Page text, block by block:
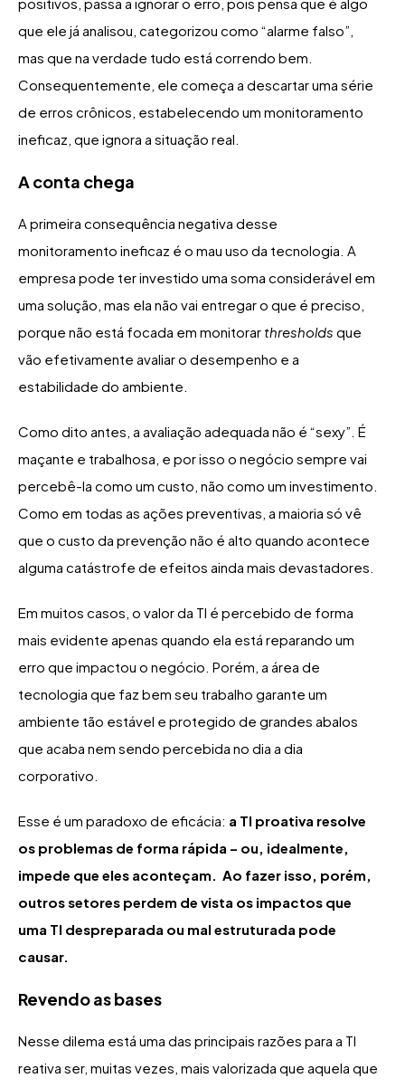
que ele já analisou, categorizou como “alarme falso”,
mas que na verdade tudo está correndo bem.
Consequentemente, ele começa a descartar uma série
de erros crônicos, estabelecendo um monitoramento
ineficaz, que ignora a situação real.
A conta chega
A primeira consequência negativa desse
monitoramento ineficaz é o mau uso da tecnologia. A
empresa pode ter investido uma soma considerável em
uma solução, mas ela não vai entregar o que é preciso,
porque não está focada em monitorar thresholds que
vão efetivamente avaliar o desempenho e a
estabilidade do ambiente.
Como dito antes, a avaliação adequada não é “sexy”. É
maçante e trabalhosa, e por isso o negócio sempre vai
percebê-la como um custo, não como um investimento.
Como em todas as ações preventivas, a maioria só vê
que o custo da prevenção não é alto quando acontece
alguma catástrofe de efeitos ainda mais devastadores.
Em muitos casos, o valor da TI é percebido de forma
mais evidente apenas quando ela está reparando um
erro que impactou o negócio. Porém, a área de
tecnologia que faz bem seu trabalho garante um
ambiente tão estável e protegido de grandes abalos
que acaba nem sendo percebida no dia a dia
corporativo.
Esse é um paradoxo de eficácia: a TI proativa resolve
os problemas de forma rápida – ou, idealmente,
impede que eles aconteçam. Ao fazer isso, porém,
outros setores perdem de vista os impactos que
uma TI despreparada ou mal estruturada pode
causar.
Revendo as bases
Nesse dilema está uma das principais razões para a TI
reativa ser, muitas vezes, mais valorizada que aquela que